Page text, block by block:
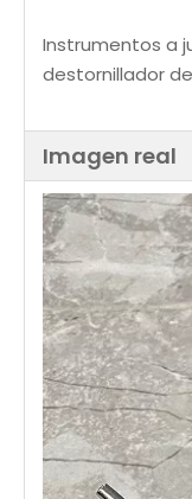
Instrumentos a
destornillador
Imagen real